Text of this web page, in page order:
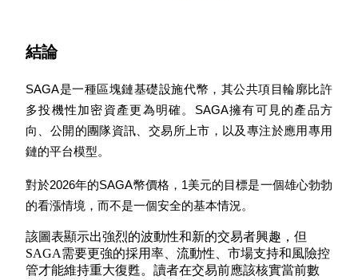
Bitrue渠道合伙人
最高達65%佣金！
邀请好友
結論
SAGA是一種區塊鏈基礎設施代幣，其公共項目輪廓比許
多投機性加密資產更為明確。SAGA擁有可見的產品方
向、公開的團隊資訊、交易所上市，以及專注於應用專用
鏈的平台模型。
對於2026年的SAGA幣價格，1美元的目標是一個雄心勃勃
的看漲情境，而不是一個安全的基本情況。
該圖表顯示出強烈的波動性和新的交易者興趣，但
SAGA需要更強的採用率、流動性、市場支持和風險控
管才能維持重大復甦。讀者在交易前應該核實當前數